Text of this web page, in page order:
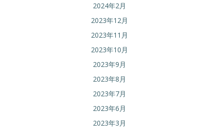
2024年2月
2023年12月
2023年11月
2023年10月
2023年9月
2023年8月
2023年7月
2023年6月
2023年3月